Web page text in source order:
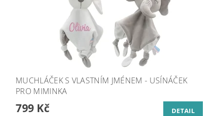
MUCHLÁČEK S VLASTNÍM JMÉNEM - USÍNÁČEK
PRO MIMINKA
799 Kč DETAIL